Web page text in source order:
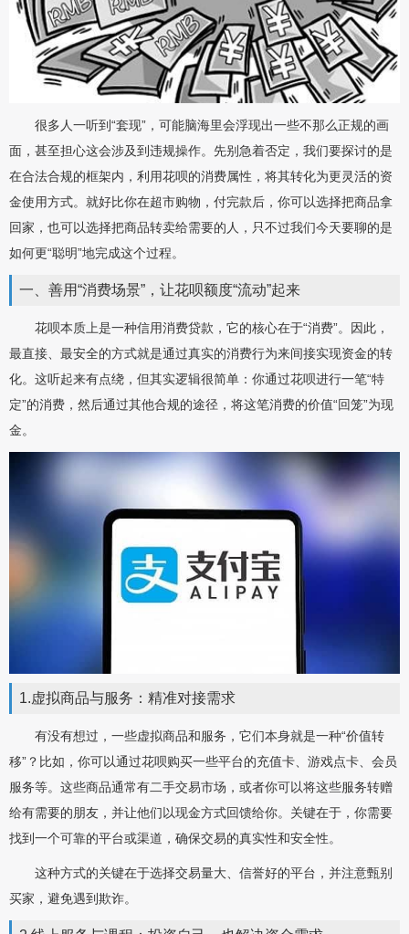
很多人一听到“套现”，可能脑海里会浮现出一些不那么正规的画
面，甚至担心这会涉及到违规操作。先别急着否定，我们要探讨的是
在合法合规的框架内，利用花呗的消费属性，将其转化为更灵活的资
金使用方式。就好比你在超市购物，付完款后，你可以选择把商品拿
回家，也可以选择把商品转卖给需要的人，只不过我们今天要聊的是
如何更“聪明”地完成这个过程。
一、善用“消费场景”，让花呗额度“流动”起来
花呗本质上是一种信用消费贷款，它的核心在于“消费”。因此，
最直接、最安全的方式就是通过真实的消费行为来间接实现资金的转
化。这听起来有点绕，但其实逻辑很简单：你通过花呗进行一笔“特
定”的消费，然后通过其他合规的途径，将这笔消费的价值“回笼”为现
金。
1.虚拟商品与服务：精准对接需求
有没有想过，一些虚拟商品和服务，它们本身就是一种“价值转
移”？比如，你可以通过花呗购买一些平台的充值卡、游戏点卡、会员
服务等。这些商品通常有二手交易市场，或者你可以将这些服务转赠
给有需要的朋友，并让他们以现金方式回馈给你。关键在于，你需要
找到一个可靠的平台或渠道，确保交易的真实性和安全性。
这种方式的关键在于选择交易量大、信誉好的平台，并注意甄别
买家，避免遇到欺诈。